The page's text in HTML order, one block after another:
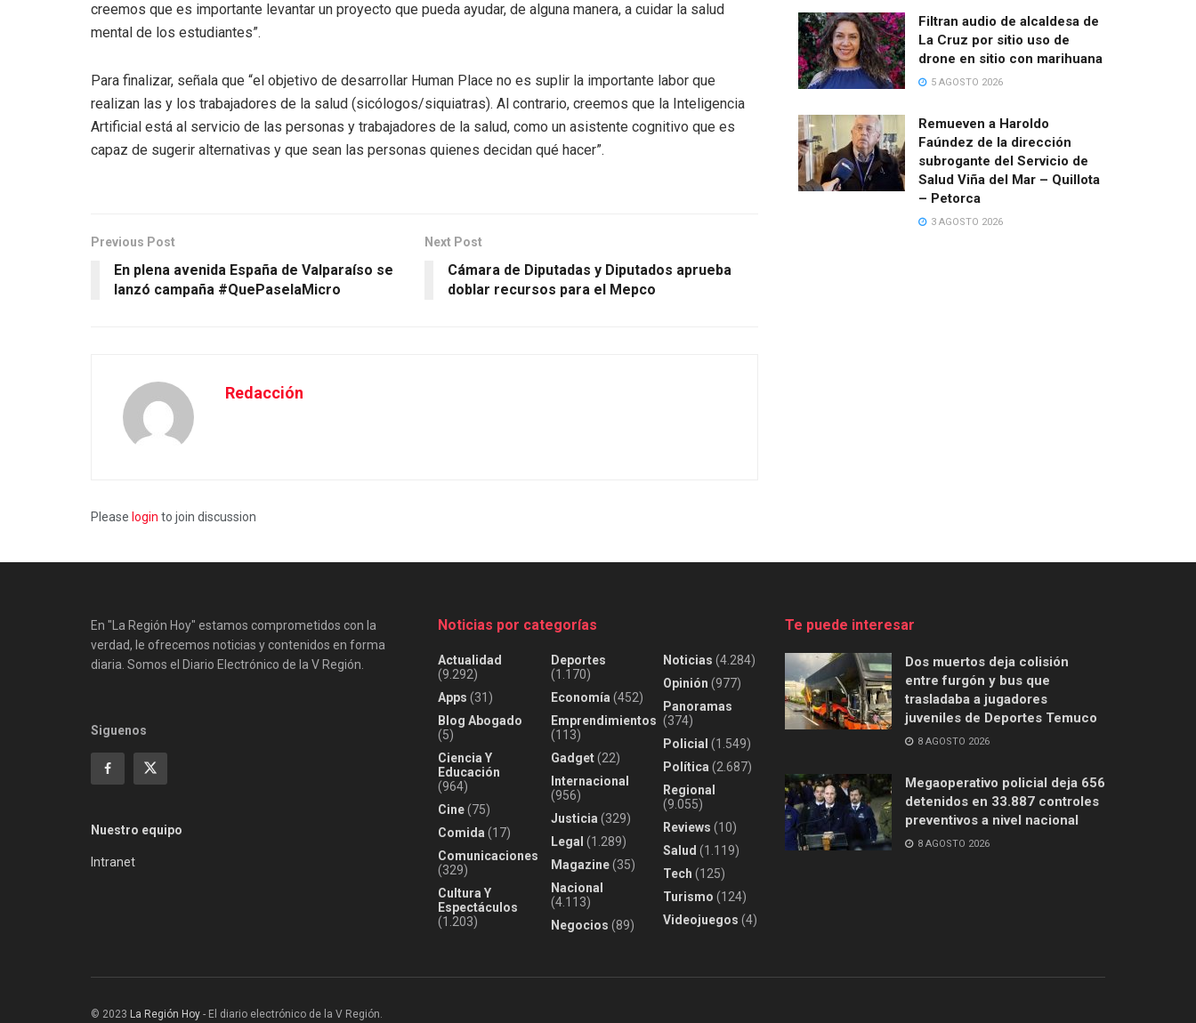
creemos que es importante levantar un proyecto que pueda ayudar, de alguna manera, a cuidar la salud
mental de los estudiantes”.
Para finalizar, señala que “el objetivo de desarrollar Human Place no es suplir la importante labor que
realizan las y los trabajadores de la salud (sicólogos/siquiatras). Al contrario, creemos que la Inteligencia
Artificial está al servicio de las personas y trabajadores de la salud, como un asistente cognitivo que es
capaz de sugerir alternativas y que sean las personas quienes decidan qué hacer”.
Previous Post
En plena avenida España de Valparaíso se
lanzó campaña #QuePaselaMicro
Next Post
Cámara de Diputadas y Diputados aprueba
doblar recursos para el Mepco
Redacción
Please login to join discussion
Filtran audio de alcaldesa de
La Cruz por sitio uso de
drone en sitio con marihuana
5 AGOSTO 2026
Remueven a Haroldo
Faúndez de la dirección
subrogante del Servicio de
Salud Viña del Mar – Quillota
– Petorca
3 AGOSTO 2026
En "La Región Hoy" estamos comprometidos con la
verdad, le ofrecemos noticias y contenidos en forma
diaria. Somos el Diario Electrónico de la V Región.
Siguenos
Nuestro equipo
Intranet
Noticias por categorías
Actualidad
(9.292)
Apps (31)
Blog Abogado
(5)
Ciencia Y
Educación
(964)
Cine(75)
Comida (17)
Comunicaciones
(329)
Cultura Y
Espectáculos
(1.203)
Deportes
(1.170)
Economía (452)
Emprendimientos
(113)
Gadget(22)
Internacional
(956)
Justicia (329)
Legal (1.289)
Magazine(35)
Nacional
(4.113)
Negocios (89)
Noticias (4.284)
Opinión (977)
Panoramas
(374)
Policial (1.549)
Política (2.687)
Regional
(9.055)
Reviews (10)
Salud (1.119)
Tech (125)
Turismo (124)
Videojuegos (4)
Te puede interesar
Dos muertos deja colisión
entre furgón y bus que
trasladaba a jugadores
juveniles de Deportes Temuco
8 AGOSTO 2026
Megaoperativo policial deja 656
detenidos en 33.887 controles
preventivos a nivel nacional
8 AGOSTO 2026
© 2023 La Región Hoy - El diario electrónico de la V Región.